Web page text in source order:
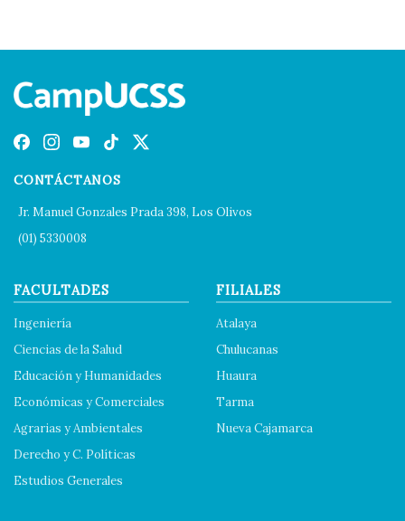
CONTÁCTANOS
Jr. Manuel Gonzales Prada 398, Los Olivos
(01) 5330008
FACULTADES
Ingeniería
Ciencias de la Salud
Educación y Humanidades
Económicas y Comerciales
Agrarias y Ambientales
Derecho y C. Políticas
Estudios Generales
FILIALES
Atalaya
Chulucanas
Huaura
Tarma
Nueva Cajamarca